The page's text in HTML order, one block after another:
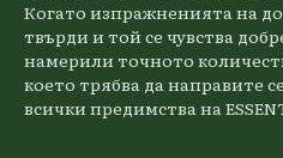
Когато изпражненията на
твърди и той се чувства
намерили точното
което трябва да направите
всички предимства на